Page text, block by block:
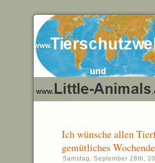
Ich wünsche allen
gemütliches Wochende
Samstag, September 28th,